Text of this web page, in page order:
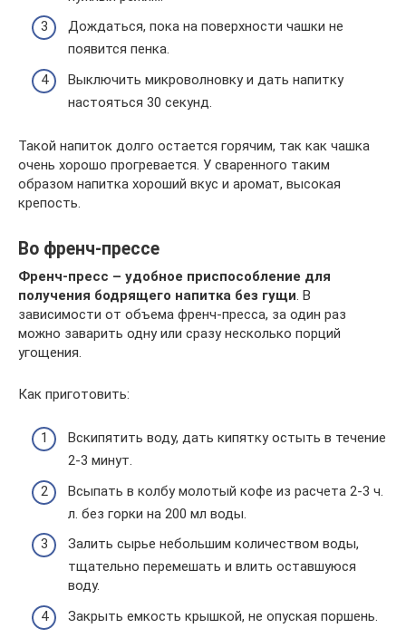
Дождаться, пока на поверхности чашки не
появится пенка.
Выключить микроволновку и дать напитку
настояться 30 секунд.
Такой напиток долго остается горячим, так как чашка
очень хорошо прогревается. У сваренного таким
образом напитка хороший вкус и аромат, высокая
крепость.
Во френч-прессе
Френч-пресс – удобное приспособление для
получения бодрящего напитка без гущи. В
зависимости от объема френч-пресса, за один раз
можно заварить одну или сразу несколько порций
угощения.
Как приготовить:
Вскипятить воду, дать кипятку остыть в течение
2-3 минут.
Всыпать в колбу молотый кофе из расчета 2-3 ч.
л. без горки на 200 мл воды.
Залить сырье небольшим количеством воды,
тщательно перемешать и влить оставшуюся
воду.
Закрыть емкость крышкой, не опуская поршень.